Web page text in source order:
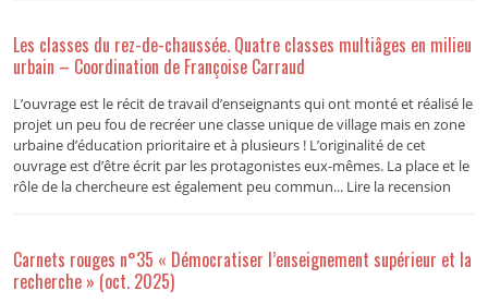
Les classes du rez-de-chaussée. Quatre classes multiâges en milieu
urbain – Coordination de Françoise Carraud
L’ouvrage est le récit de travail d’enseignants qui ont monté et réalisé le
projet un peu fou de recréer une classe unique de village mais en zone
urbaine d’éducation prioritaire et à plusieurs ! L’originalité de cet
ouvrage est d’être écrit par les protagonistes eux-mêmes. La place et le
rôle de la chercheure est également peu commun... Lire la recension
Carnets rouges n°35 « Démocratiser l’enseignement supérieur et la
recherche » (oct. 2025)